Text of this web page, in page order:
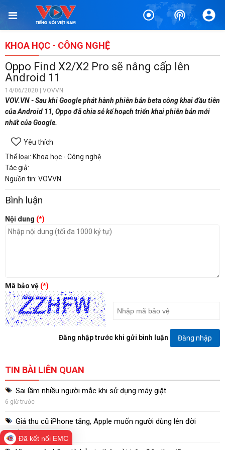
KHOA HỌC - CÔNG NGHỆ
Oppo Find X2/X2 Pro sẽ nâng cấp lên
Android 11
14/06/2020 | VOVVN
VOV.VN - Sau khi Google phát hành phiên bản beta công khai đầu tiên
của Android 11, Oppo đã chia sẻ kế hoạch triển khai phiên bản mới
nhất của Google.
Yêu thích
Thể loại: Khoa học - Công nghệ
Tác giả:
Nguồn tin: VOVVN
Bình luận
Nội dung (*)
Mã bảo vệ (*)
Đăng nhập trước khi gửi bình luận Đăng nhập
TIN BÀI LIÊN QUAN
Sai lầm nhiều người mắc khi sử dụng máy giặt
6 giờ trước
Giá thu cũ iPhone tăng, Apple muốn người dùng lên đời
1 ngày trước
Đã kết nối EMC